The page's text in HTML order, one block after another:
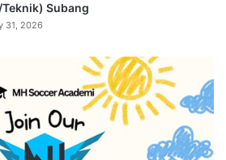
Subang
31, 2026